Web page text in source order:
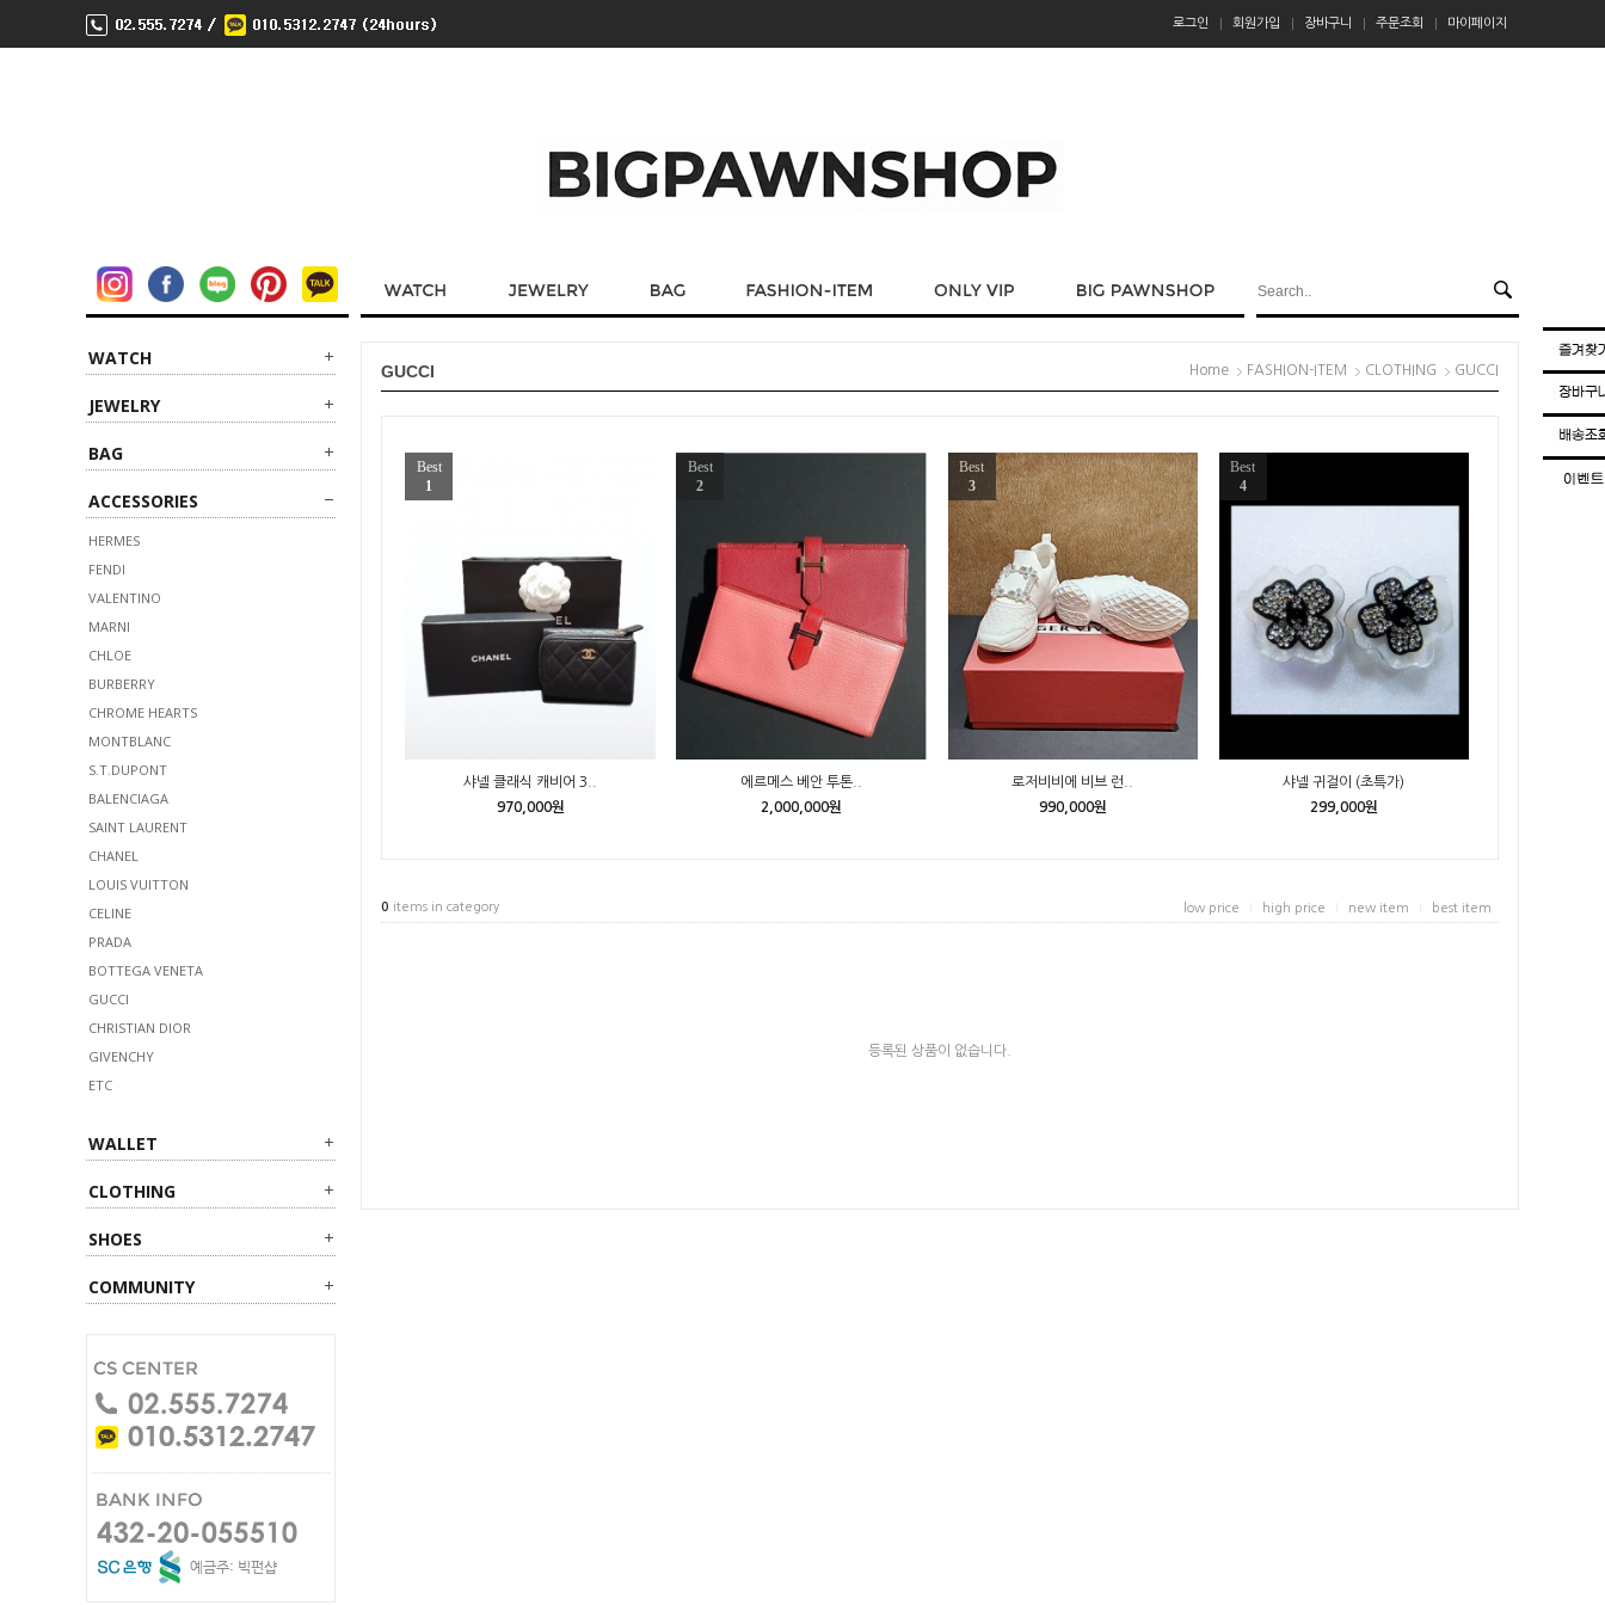
로그인 회원가입 장바구니 주문조회 마이페이지
WATCH
JEWELRY
BAG
ACCESSORIES
HERMES
FENDI
VALENTINO
MARNI
CHLOE
BURBERRY
CHROME HEARTS
MONTBLANC
S.T.DUPONT
BALENCIAGA
SAINT LAURENT
CHANEL
LOUIS VUITTON
CELINE
PRADA
BOTTEGA VENETA
GUCCI
CHRISTIAN DIOR
GIVENCHY
ETC
WALLET
CLOTHING
SHOES
COMMUNITY
Home FASHION-ITEM CLOTHING GUCCI
GUCCI
Best
1
샤넬 클래식 캐비어 3..
970,000원
Best
2
에르메스 베안 투톤..
2,000,000원
Best
3
로저비비에 비브 런..
990,000원
Best
4
샤넬 귀걸이 (초특가)
299,000원
low price high price new item best item
0 items in category
등록된 상품이 없습니다.